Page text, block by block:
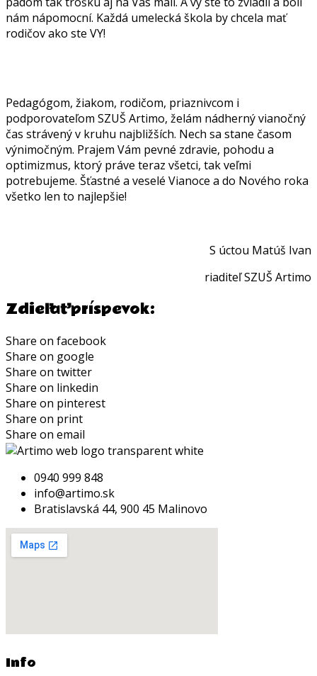
nám nápomocní. Každá umelecká škola by chcela mať
rodičov ako ste VY!
Pedagógom, žiakom, rodičom, priaznivcom i
podporovateľom SZUŠ Artimo, želám nádherný vianočný
čas strávený v kruhu najbližších. Nech sa stane časom
výnimočným. Prajem Vám pevné zdravie, pohodu a
optimizmus, ktorý práve teraz všetci, tak veľmi
potrebujeme. Šťastné a veselé Vianoce a do Nového roka
všetko len to najlepšie!
S úctou Matúš Ivan
riaditeľ SZUŠ Artimo
Zdieľať príspevok:
Share on facebook
Share on google
Share on twitter
Share on linkedin
Share on pinterest
Share on print
Share on email
0940 999 848
info@artimo.sk
Bratislavská 44, 900 45 Malinovo
Info